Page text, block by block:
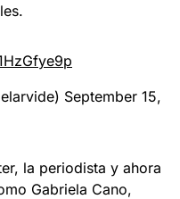
September 15,
la periodista y ahora
Gabriela Cano,